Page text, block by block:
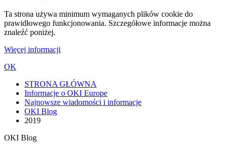
Ta strona używa minimum wymaganych plików cookie do
prawidłowego funkcjonowania. Szczegółowe informacje można
znaleźć poniżej.
Więcej informacji
OK
STRONA GŁÓWNA
Informacje o OKI Europe
Najnowsze wiadomości i informacje
OKI Blog
2019
OKI Blog